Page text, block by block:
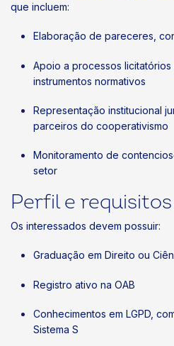
que incluem:
Elaboração de pareceres,
Apoio a processos
instrumentos normativos
Representação institucional
parceiros do cooperativismo
Monitoramento de
setor
Perfil e requisitos
Os interessados devem possuir:
Graduação em Direito ou
Registro ativo na OAB
Conhecimentos em LGPD,
Sistema S